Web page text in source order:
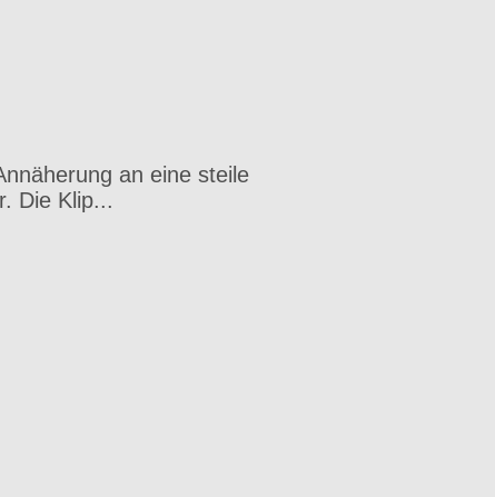
an eine steile
Die Klip...